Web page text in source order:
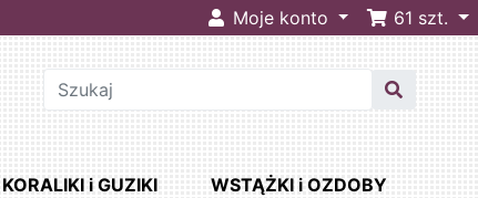
Moje konto 61 szt.
KORALIKI i GUZIKI WSTĄŻKI i OZDOBY